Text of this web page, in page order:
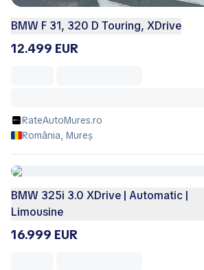
BMW F 31, 320 D Touring, XDrive
12.499 EUR
RateAutoMures.ro
România, Mureș
BMW 325i 3.0 XDrive | Automatic |
Limousine
16.999 EUR